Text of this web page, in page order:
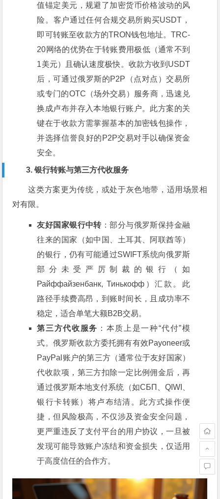
值锚定美元，规避了加密货币价格波动的风
险。客户通过任何合规交易所购买USDT，
即可转账至收款方的TRON钱包地址。TRC-
20网络的优势在于转账费用极低（通常不到
1美元）且确认速度极快。收款方收到USDT
后，可通过俄罗斯的P2P（点对点）交易所
或专门的OTC（场外交易）服务商，迅速兑
换成卢布并存入本地银行账户。此方案的关
键在于收款方需掌握基本的加密钱包操作，
并选择信誉良好的P2P交易对手以确保资金
安全。
3. 银行转账与第三方代收服务
这类方案更为传统，或处于灰色地带，适用场景相
对有限。
友好国家银行中转：部分与俄罗斯保持金融
往来的国家（如中国、土耳其、阿联酋等）
的银行，仍有可能通过SWIFT系统向俄罗斯
部分未受严厉制裁的银行（如
Райффайзенбанк, Тинькофф）汇款。此
路径手续费高昂，到账时间长，且成功率不
稳定，适合单笔大额B2B交易。
第三方代收服务 ：本质上是一种“代付”模
式。俄罗斯收款方委托拥有有效Payoneer或
PayPal账户的第三方（通常位于友好国家）
代收款项，第三方扣除一定比例佣金后，再
通过俄罗斯本地支付系统（如СБП、QIWI、
银行卡转账）将卢布结清。此方式操作便
捷，但风险极高，不仅涉及资金安全问题，
更严重违反了支付平台的用户协议，一旦被
发现可能导致账户冻结和资金损失，仅适用
于高度信任的合作方。